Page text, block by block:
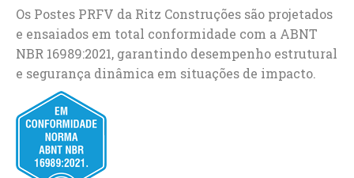
Os Postes PRFV da Ritz Construções são projetados
e ensaiados em total conformidade com a ABNT
NBR 16989:2021, garantindo desempenho estrutural
e segurança dinâmica em situações de impacto.